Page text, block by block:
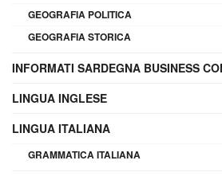
GEOGRAFIA POLITICA
GEOGRAFIA STORICA
INFORMATI SARDEGNA BUSINESS
LINGUA INGLESE
LINGUA ITALIANA
GRAMMATICA ITALIANA